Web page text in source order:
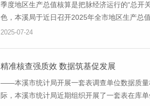
季度地区生产总值核算是把脉经济运行的“总开
色，本溪局于近日召开2025年全市地区生产总
2025-07-24
精准核查强质效 数据筑基促发展
——本溪市统计局开展一套表调查单位数据质量
际，本溪市统计局近期组织开展了一套表在库